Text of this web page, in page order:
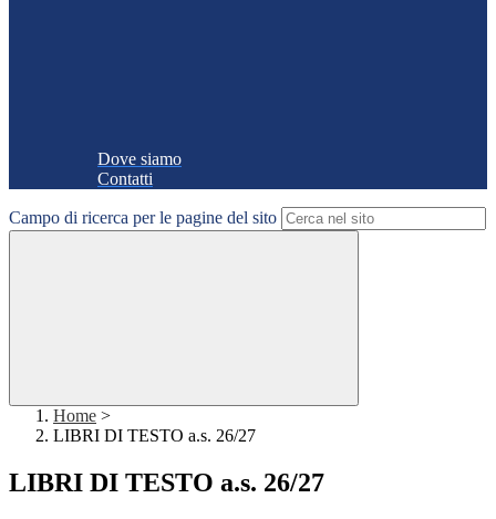
Dove siamo
Contatti
Campo di ricerca per le pagine del sito
Home >
LIBRI DI TESTO a.s. 26/27
LIBRI DI TESTO a.s. 26/27